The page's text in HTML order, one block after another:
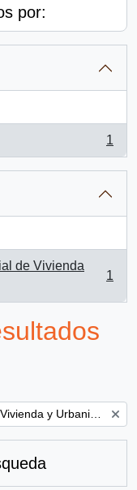
por:
1
de Vivienda
1